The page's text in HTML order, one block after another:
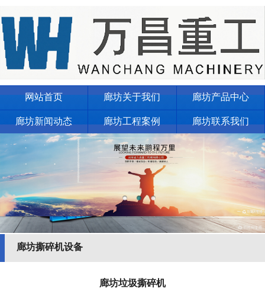
网站首页 廊坊关于我们 廊坊产品中心
廊坊新闻动态 廊坊工程案例 廊坊联系我们
廊坊撕碎机设备
廊坊垃圾撕碎机